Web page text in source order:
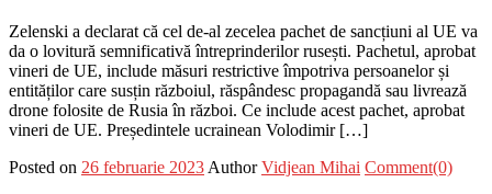
Zelenski a declarat că cel de-al zecelea pachet de sancțiuni al UE va
da o lovitură semnificativă întreprinderilor rusești. Pachetul, aprobat
vineri de UE, include măsuri restrictive împotriva persoanelor și
entităților care susțin războiul, răspândesc propagandă sau livrează
drone folosite de Rusia în război. Ce include acest pachet, aprobat
vineri de UE. Președintele ucrainean Volodimir […]
Posted on 26 februarie 2023 Author Vidjean Mihai Comment(0)